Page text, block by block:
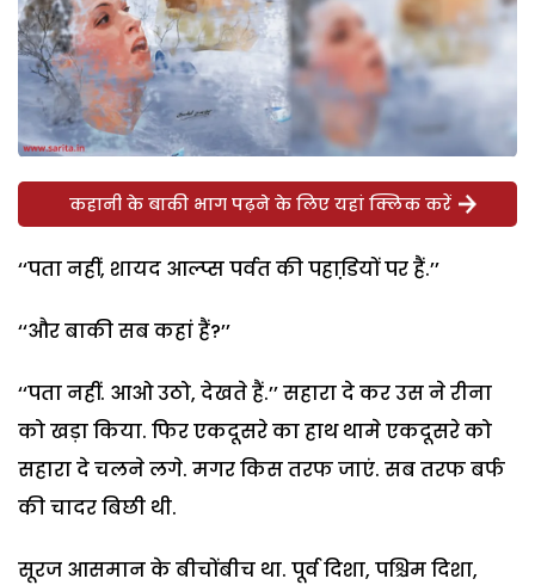
कहानी के बाकी भाग पढ़ने के लिए यहां क्लिक करें
‘‘पता नहीं, शायद आल्प्स पर्वत की पहाडि़यों पर हैं.’’
‘‘और बाकी सब कहां हैं?’’
‘‘पता नहीं. आओ उठो, देखते हैं.’’ सहारा दे कर उस ने रीना
को खड़ा किया. फिर एकदूसरे का हाथ थामे एकदूसरे को
सहारा दे चलने लगे. मगर किस तरफ जाएं. सब तरफ बर्फ
की चादर बिछी थी.
सूरज आसमान के बीचोंबीच था. पूर्व दिशा, पश्चिम दिशा,